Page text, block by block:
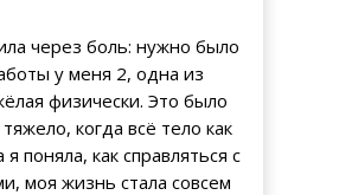
через боль: нужно было
у меня 2, одна из
физически. Это было
когда всё тело как
поняла, как справляться с
моя жизнь стала совсем